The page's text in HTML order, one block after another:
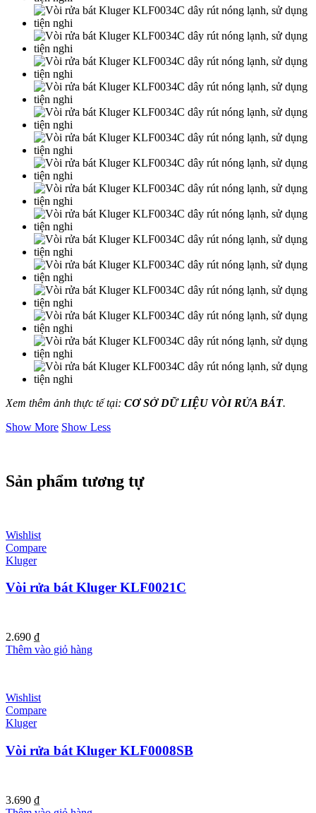
Xem thêm ảnh thực tế tại: CƠ SỞ DỮ LIỆU VÒI RỬA BÁT.
Show More Show Less
Sản phẩm tương tự
Wishlist
Compare
Kluger
Vòi rửa bát Kluger KLF0021C
2.690 ₫
Thêm vào giỏ hàng
Wishlist
Compare
Kluger
Vòi rửa bát Kluger KLF0008SB
3.690 ₫